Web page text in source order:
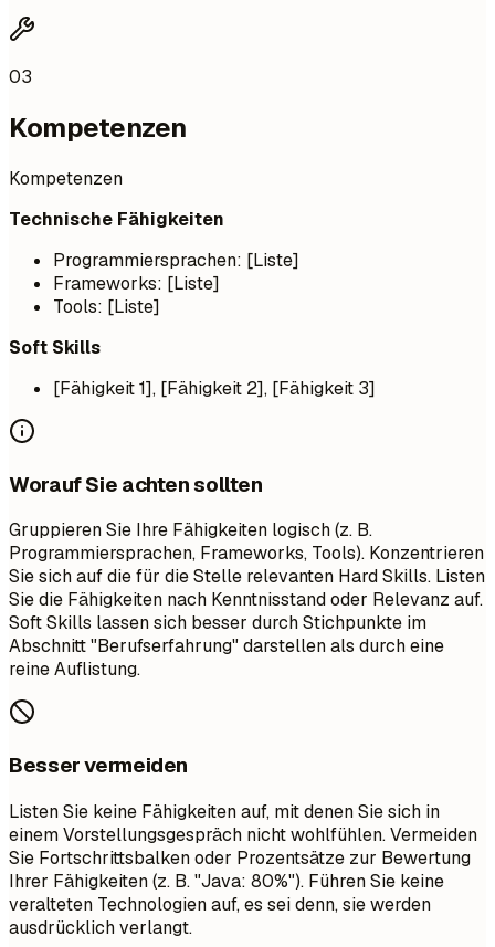
03
Kompetenzen
Kompetenzen
Technische Fähigkeiten
Programmiersprachen: [Liste]
Frameworks: [Liste]
Tools: [Liste]
Soft Skills
[Fähigkeit 1], [Fähigkeit 2], [Fähigkeit 3]
Worauf Sie achten sollten
Gruppieren Sie Ihre Fähigkeiten logisch (z. B.
Programmiersprachen, Frameworks, Tools). Konzentrieren
Sie sich auf die für die Stelle relevanten Hard Skills. Listen
Sie die Fähigkeiten nach Kenntnisstand oder Relevanz auf.
Soft Skills lassen sich besser durch Stichpunkte im
Abschnitt "Berufserfahrung" darstellen als durch eine
reine Auflistung.
Besser vermeiden
Listen Sie keine Fähigkeiten auf, mit denen Sie sich in
einem Vorstellungsgespräch nicht wohlfühlen. Vermeiden
Sie Fortschrittsbalken oder Prozentsätze zur Bewertung
Ihrer Fähigkeiten (z. B. "Java: 80%"). Führen Sie keine
veralteten Technologien auf, es sei denn, sie werden
ausdrücklich verlangt.